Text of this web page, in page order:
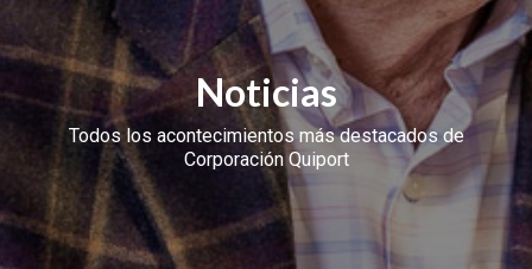
Noticias
Todos los acontecimientos más destacados de
Corporación Quiport